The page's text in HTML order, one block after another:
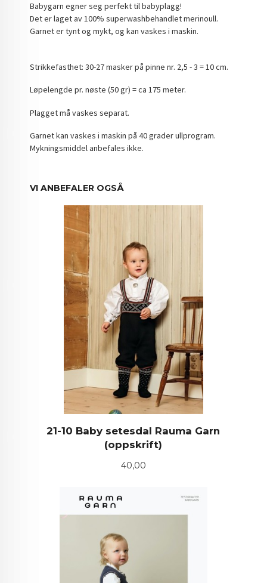
Babygarn egner seg perfekt til babyplagg!
Det er laget av 100% superwashbehandlet merinoull.
Garnet er tynt og mykt, og kan vaskes i maskin.
Strikkefasthet: 30-27 masker på pinne nr. 2,5 - 3 = 10 cm.
Løpelengde pr. nøste (50 gr) = ca 175 meter.
Plagget må vaskes separat.
Garnet kan vaskes i maskin på 40 grader ullprogram.
Mykningsmiddel anbefales ikke.
VI ANBEFALER OGSÅ
21-10 Baby setesdal Rauma Garn
(oppskrift)
Pris
40,00